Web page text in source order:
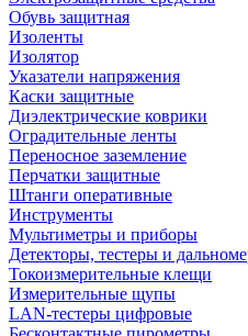
Обувь защитная
Изоленты
Изолятор
Указатели напряжения
Каски защитные
Диэлектрические коврики
Оградительные ленты
Переносное заземление
Перчатки защитные
Штанги оперативные
Инструменты
Мультиметры и приборы
Детекторы, тестеры и
Токоизмерительные клещи
Измерительные щупы
LAN-тестеры цифровые